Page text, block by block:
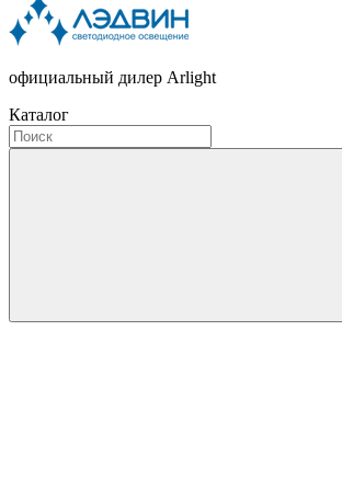
официальный дилер Arlight
Каталог